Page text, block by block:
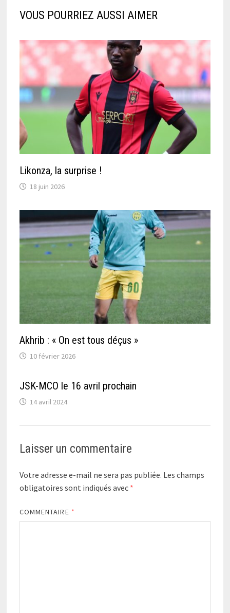
VOUS POURRIEZ AUSSI AIMER
Likonza, la surprise !
18 juin 2026
Akhrib : « On est tous déçus »
10 février 2026
JSK-MCO le 16 avril prochain
14 avril 2024
Laisser un commentaire
Votre adresse e-mail ne sera pas publiée. Les champs
obligatoires sont indiqués avec *
COMMENTAIRE *